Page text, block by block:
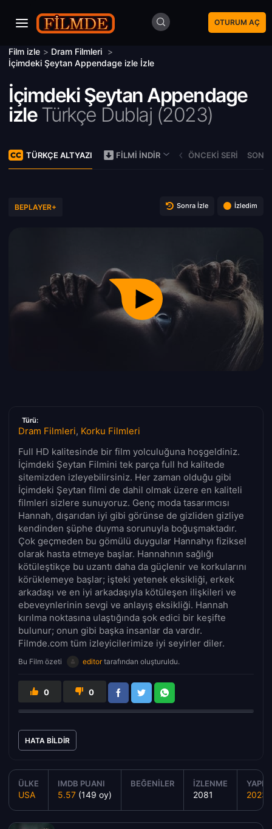
OTURUM AÇ
Film izle > Dram Filmleri >
İçimdeki Şeytan Appendage izle İzle
İçimdeki Şeytan Appendage
izleTürkçe Dublaj (2023)
TÜRKÇE ALTYAZI FILMI İNDIR ÖNCEKI SERI
BEPLAYER+ Sonra İzle İzledim
Türü:
Dram Filmleri, Korku Filmleri
Full HD kalitesinde bir film yolculuğuna hoşgeldiniz.
İçimdeki Şeytan Filmini tek parça full hd kalitede
sitemizden izleyebilirsiniz. Her zaman olduğu gibi
İçimdeki Şeytan filmi de dahil olmak üzere en kaliteli
filmleri sizlere sunuyoruz. Genç moda tasarımcısı
Hannah, dışarıdan iyi gibi görünse de gizliden gizliye
kendinden şüphe duyma sorunuyla boğuşmaktadır.
Çok geçmeden bu gömülü duygular Hannahyı fiziksel
olarak hasta etmeye başlar. Hannahnın sağlığı
kötüleştikçe bu uzantı daha da güçlenir ve korkularını
körüklemeye başlar; işteki yetenek eksikliği, erkek
arkadaşı ve en iyi arkadaşıyla kötüleşen ilişkileri ve
ebeveynlerinin sevgi ve anlayış eksikliği. Hannah
kırılma noktasına ulaştığında şok edici bir keşifte
bulunur; onun gibi başka insanlar da vardır.
Filmde.com tüm izleyicilerimize iyi seyirler diler.
Bu Film özeti editortarafından oluşturuldu.
0 0
HATA BILDIR
ÜLKE
USA
IMDB PUANI
5.57 (149 oy)
BEĞENILER İZLENME
2081 2023